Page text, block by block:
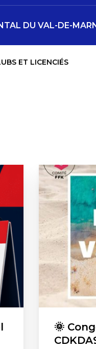
ET LICENCIÉS
DU VAL-DE-
🌞